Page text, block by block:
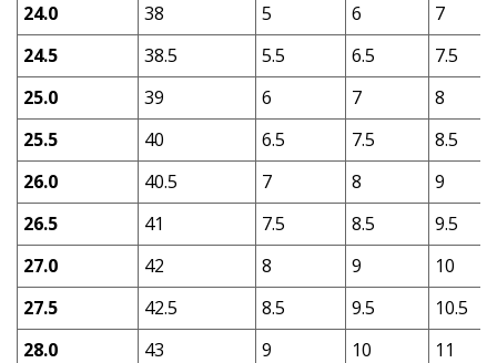
24.0
38 5 6
7
24.5
38.5 5.5 6.5
7.5
25.0
39 6 7
8
25.5
40 6.5 7.5
8.5
26.0
40.5 7 8
9
26.5
41 7.5 8.5
9.5
27.0
42 8 9
10
27.5
42.5 8.5 9.5
10.5
28.0
43 9 10
11